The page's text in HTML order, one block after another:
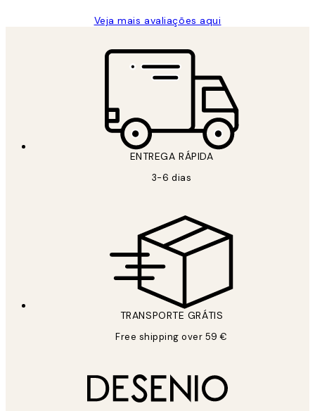
Veja mais avaliações aqui
ENTREGA RÁPIDA
3-6 dias
TRANSPORTE GRÁTIS
Free shipping over 59 €